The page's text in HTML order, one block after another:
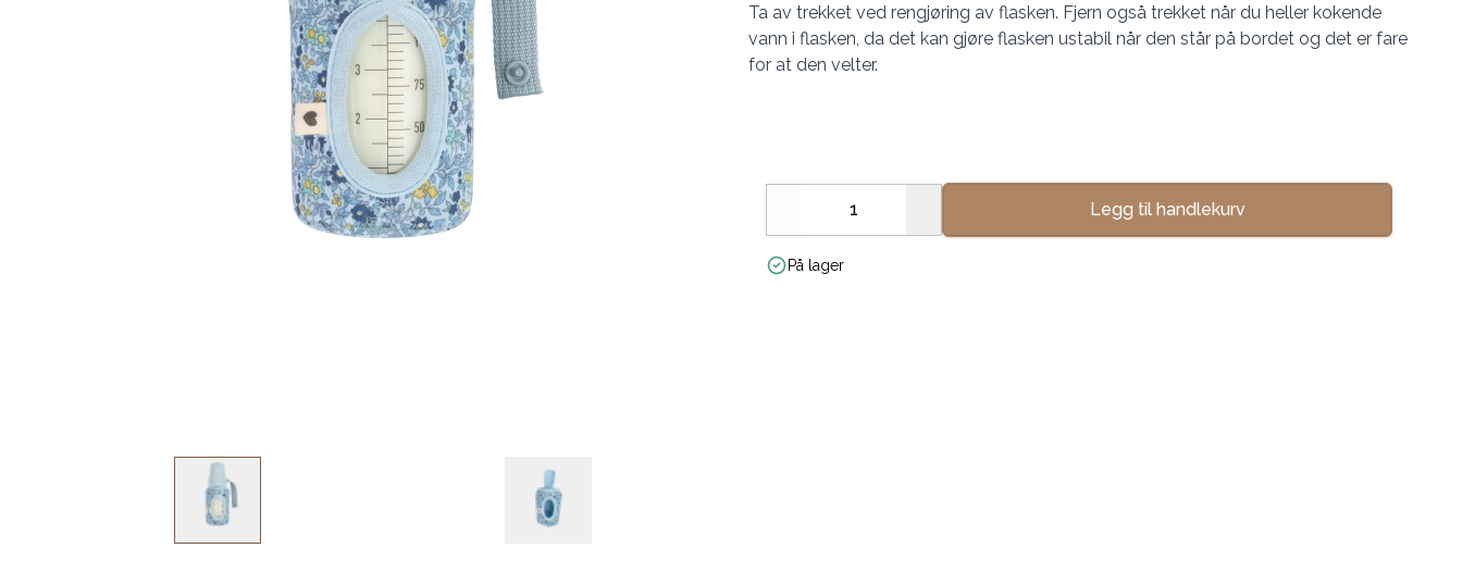
Ta av trekket ved rengjøring av flasken. Fjern også trekket når du heller kokende
vann i flasken, da det kan gjøre flasken ustabil når den står på bordet og det er fare
for at den velter.
Decrease
Legg til handlekurv
På lager